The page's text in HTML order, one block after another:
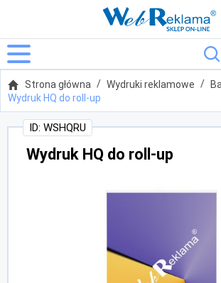
Strona główna Wydruki reklamowe
Wydruk HQ do roll-up
Wydruk HQ do roll-up
ID: WSHQRU